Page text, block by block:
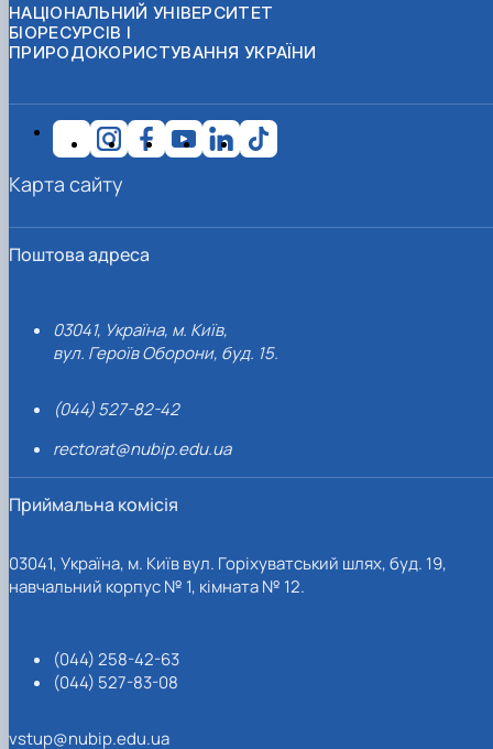
НАЦІОНАЛЬНИЙ УНІВЕРСИТЕТ
БІОРЕСУРСІВ І
ПРИРОДОКОРИСТУВАННЯ УКРАЇНИ
Поштова адреса
03041, Україна, м. Київ,
вул. Героїв Оборони, буд. 15.
(044) 527-82-42
rectorat@nubip.edu.ua
Приймальна комісія
03041, Україна, м. Київ вул. Горіхуватський шлях, буд. 19,
навчальний корпус № 1, кімната № 12.
(044) 258-42-63
(044) 527-83-08
vstup@nubip.edu.ua
Карта сайту